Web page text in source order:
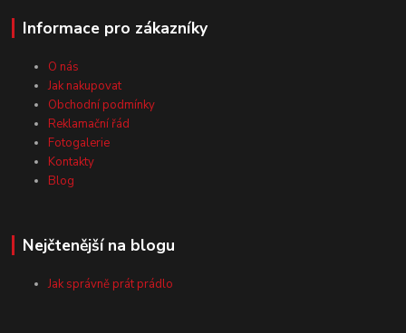
Informace pro zákazníky
O nás
Jak nakupovat
Obchodní podmínky
Reklamační řád
Fotogalerie
Kontakty
Blog
Nejčtenější na blogu
Jak správně prát prádlo